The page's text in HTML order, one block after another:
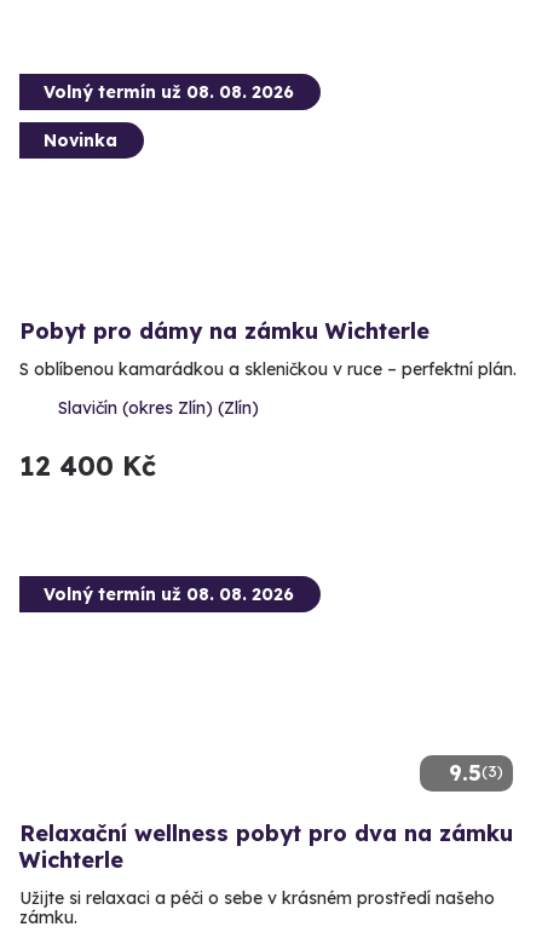
Volný termín už 08. 08. 2026
Novinka
Pobyt pro dámy na zámku Wichterle
S oblíbenou kamarádkou a skleničkou v ruce – perfektní plán.
Slavičín (okres Zlín) (Zlín)
12 400 Kč
9.5(3)
Volný termín už 08. 08. 2026
Relaxační wellness pobyt pro dva na zámku
Wichterle
Užijte si relaxaci a péči o sebe v krásném prostředí našeho
zámku.